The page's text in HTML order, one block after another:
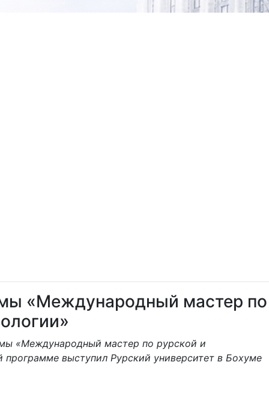
«Международный мастер по
«Международный мастер по рурской и
выступил Рурский университет в Бохуме